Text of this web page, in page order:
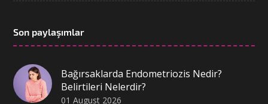
Son paylaşımlar
Bağırsaklarda Endometriozis Nedir?
Belirtileri Nelerdir?
01 August 2026